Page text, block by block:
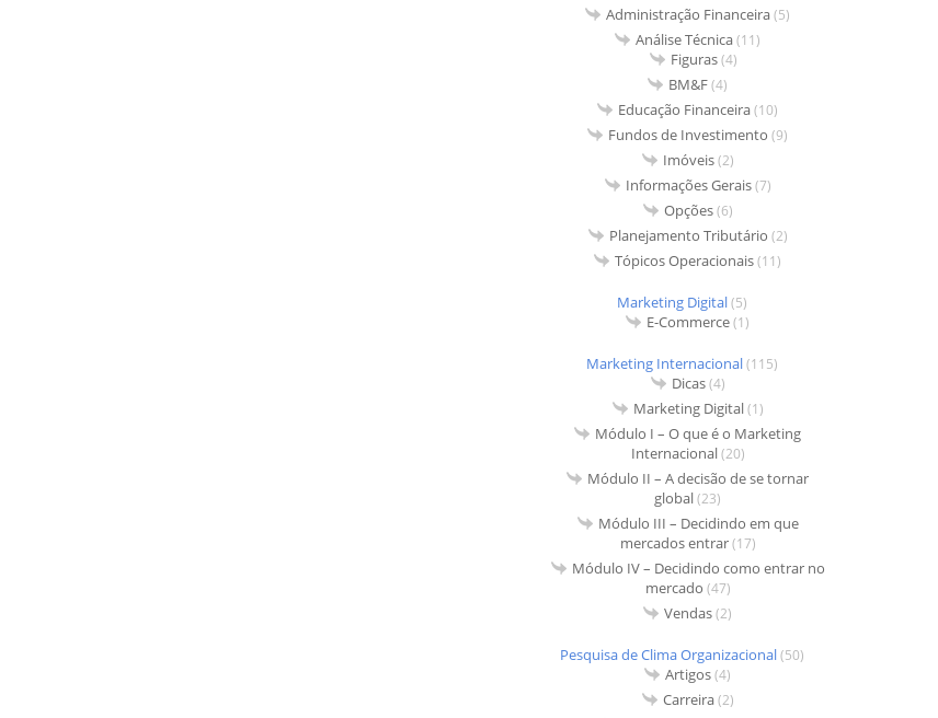
Administração Financeira(5)
Análise Técnica(11)
Figuras(4)
BM&F(4)
Educação Financeira(10)
Fundos de Investimento (9)
Imóveis(2)
Informações Gerais(7)
Opções(6)
Planejamento Tributário (2)
Tópicos Operacionais(11)
Marketing Digital(5)
E-Commerce(1)
Marketing Internacional(115)
Dicas(4)
Marketing Digital(1)
Módulo I – O que é o Marketing
Internacional(20)
Módulo II – A decisão de se tornar
global(23)
Módulo III – Decidindo em que
mercados entrar(17)
Módulo IV – Decidindo como entrar no
mercado (47)
Vendas(2)
Pesquisa de Clima Organizacional(50)
Artigos(4)
Carreira(2)